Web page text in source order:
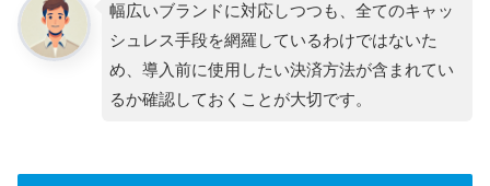
幅広いブランドに対応しつつも、全てのキャッ
シュレス手段を網羅しているわけではないた
め、導入前に使用したい決済方法が含まれてい
るか確認しておくことが大切です。